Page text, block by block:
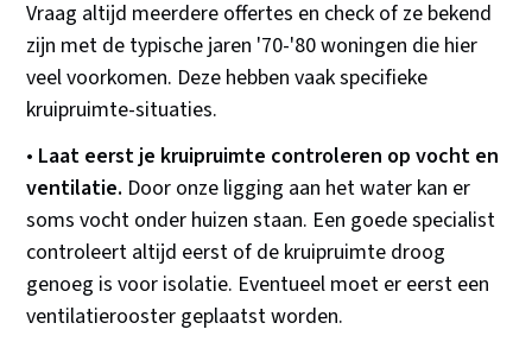
Vraag altijd meerdere offertes en check of ze bekend
zijn met de typische jaren '70-'80 woningen die hier
veel voorkomen. Deze hebben vaak specifieke
kruipruimte-situaties.
• Laat eerst je kruipruimte controleren op vocht en
ventilatie. Door onze ligging aan het water kan er
soms vocht onder huizen staan. Een goede specialist
controleert altijd eerst of de kruipruimte droog
genoeg is voor isolatie. Eventueel moet er eerst een
ventilatierooster geplaatst worden.